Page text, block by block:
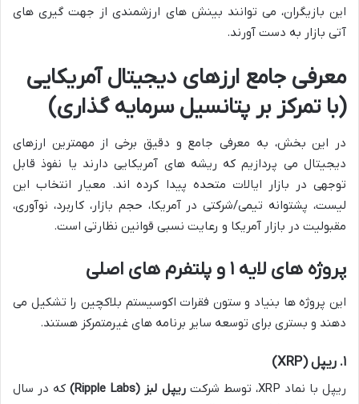
این بازیگران، می توانند بینش های ارزشمندی از جهت گیری های
آتی بازار به دست آورند.
معرفی جامع ارزهای دیجیتال آمریکایی
(با تمرکز بر پتانسیل سرمایه گذاری)
در این بخش، به معرفی جامع و دقیق برخی از مهمترین ارزهای
دیجیتال می پردازیم که ریشه های آمریکایی دارند یا نفوذ قابل
توجهی در بازار ایالات متحده پیدا کرده اند. معیار انتخاب این
لیست، پشتوانه تیمی/شرکتی در آمریکا، حجم بازار، کاربرد، نوآوری،
مقبولیت در بازار آمریکا و رعایت نسبی قوانین نظارتی است.
پروژه های لایه ۱ و پلتفرم های اصلی
این پروژه ها بنیاد و ستون فقرات اکوسیستم بلاکچین را تشکیل می
دهند و بستری برای توسعه سایر برنامه های غیرمتمرکز هستند.
۱. ریپل (XRP)
ریپل با نماد XRP، توسط شرکت ریپل لبز (Ripple Labs)
که در سال